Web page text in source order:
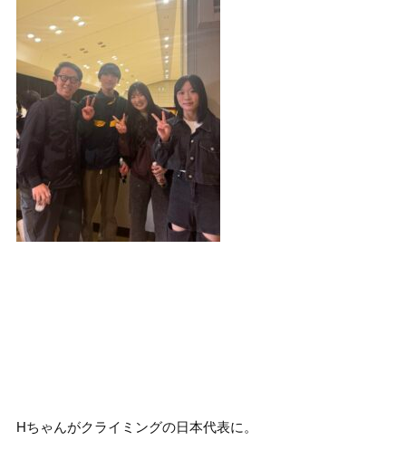
Hちゃんがクライミングの日本代表に。